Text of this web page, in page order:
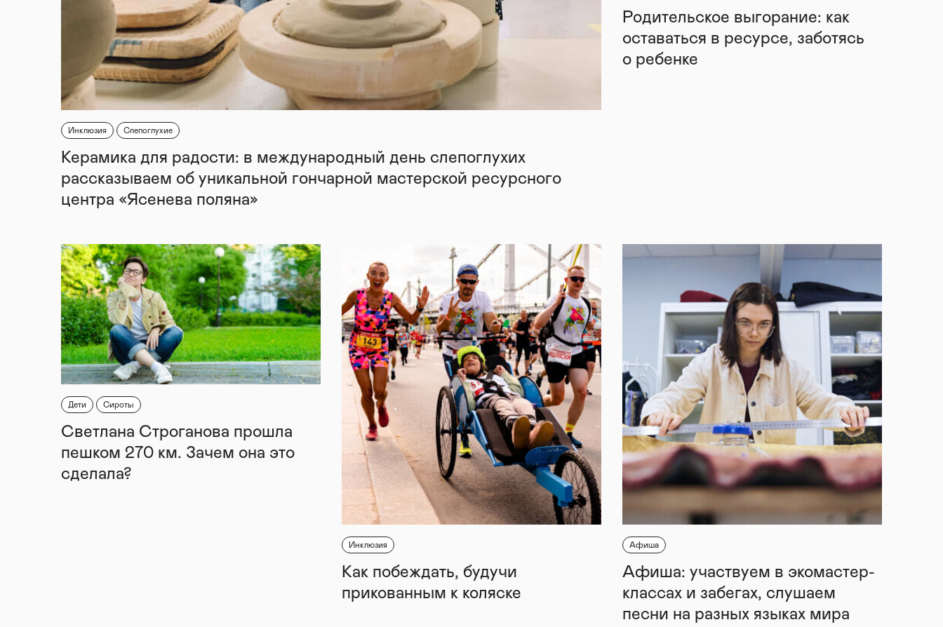
Инклюзия Слепоглухие
Керамика для радости: в международный день слепоглухих
рассказываем об уникальной гончарной мастерской ресурсного
центра «Ясенева поляна»
Родительское выгорание: как
оставаться в ресурсе, заботясь
о ребенке
Дети Сироты
Светлана Строганова прошла
пешком 270 км. Зачем она это
сделала?
Инклюзия
Как побеждать, будучи
прикованным к коляске
Афиша
Афиша: участвуем в экомастер-
классах и забегах, слушаем
песни на разных языках мира